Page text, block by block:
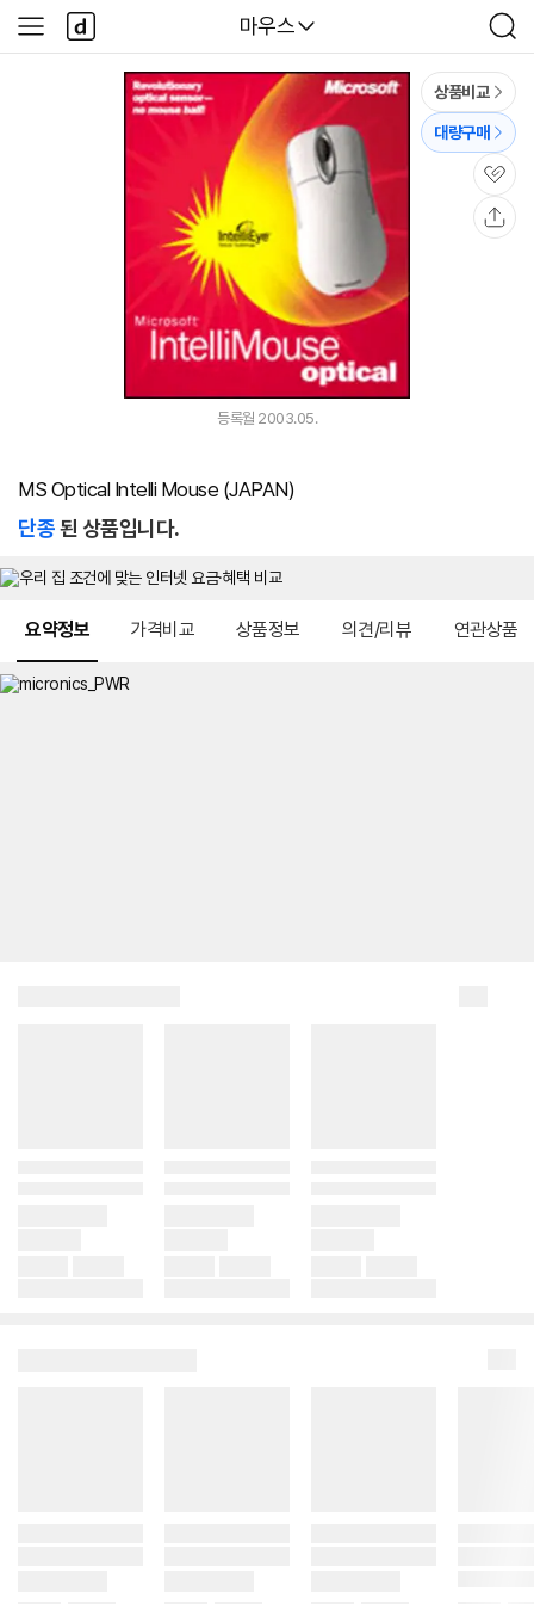
다나와
마우스
검
색
사
이
다
나
와
상품비교
대량구매
관
심
등록월 2003.05.
MS Optical Intelli Mouse (JAPAN)
단종된 상품입니다.
요약정보 가격비교 상품정보 의견/리뷰 연관상품